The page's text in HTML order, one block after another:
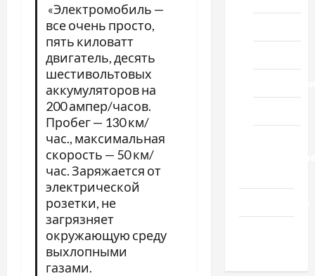
«Электромобиль —
все очень просто,
пять киловатт
двигатель, десять
шестивольтовых
аккумуляторов на
200 ампер/часов.
Пробег — 130 км/
час., максимальная
скорость — 50 км/
час. Заряжается от
электрической
розетки, не
загрязняет
окружающую среду
выхлопными
газами.